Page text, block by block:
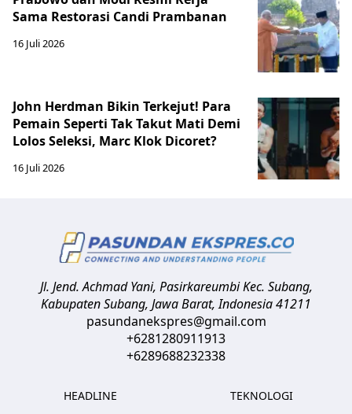
Sama Restorasi Candi Prambanan
16 Juli 2026
John Herdman Bikin Terkejut! Para
Pemain Seperti Tak Takut Mati Demi
Lolos Seleksi, Marc Klok Dicoret?
16 Juli 2026
Jl. Jend. Achmad Yani, Pasirkareumbi Kec. Subang,
Kabupaten Subang, Jawa Barat,Indonesia41211
pasundanekspres@gmail.com
+6281280911913
+6289688232338
HEADLINE
TEKNOLOGI